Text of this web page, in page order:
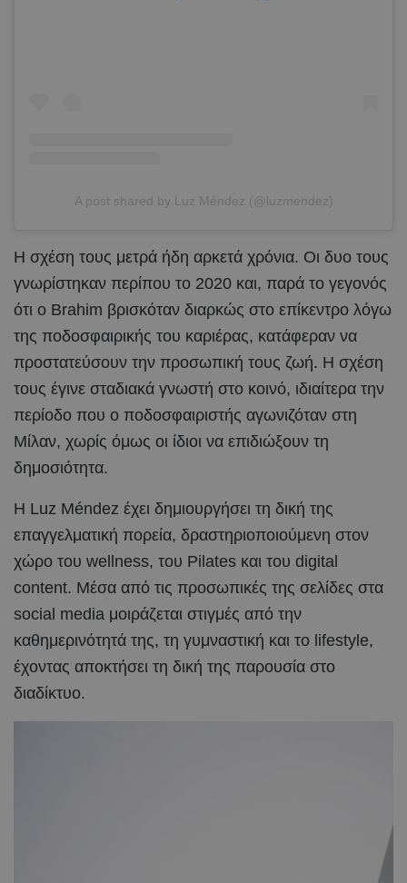
A post shared by Luz Méndez (@luzmendez)
Η σχέση τους μετρά ήδη αρκετά χρόνια. Οι δυο τους
γνωρίστηκαν περίπου το 2020 και, παρά το γεγονός
ότι ο Brahim βρισκόταν διαρκώς στο επίκεντρο λόγω
της ποδοσφαιρικής του καριέρας, κατάφεραν να
προστατεύσουν την προσωπική τους ζωή. Η σχέση
τους έγινε σταδιακά γνωστή στο κοινό, ιδιαίτερα την
περίοδο που ο ποδοσφαιριστής αγωνιζόταν στη
Μίλαν, χωρίς όμως οι ίδιοι να επιδιώξουν τη
δημοσιότητα.
Η Luz Méndez έχει δημιουργήσει τη δική της
επαγγελματική πορεία, δραστηριοποιούμενη στον
χώρο του wellness, του Pilates και του digital
content. Μέσα από τις προσωπικές της σελίδες στα
social media μοιράζεται στιγμές από την
καθημερινότητά της, τη γυμναστική και το lifestyle,
έχοντας αποκτήσει τη δική της παρουσία στο
διαδίκτυο.